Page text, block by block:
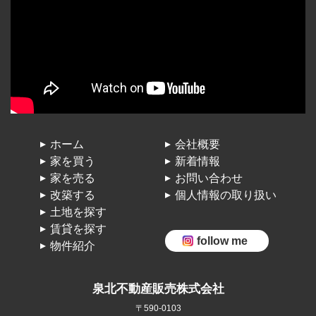
泉北不動産販売株式会社
〒590-0103
ホーム
家を買う
家を売る
改築する
土地を探す
賃貸を探す
物件紹介
会社概要
新着情報
お問い合わせ
個人情報の取り扱い
follow me